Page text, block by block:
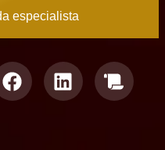
especialista